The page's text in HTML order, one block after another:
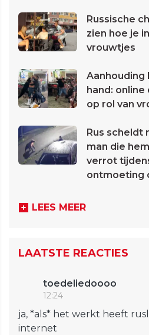
Russische
zien hoe je
vrouwtjes
Aanhouding
hand: online
op rol van
Rus scheldt
man die
verrot
ontmoeting
LEES MEER
LAATSTE REACTIES
toedeliedoooo
12:24
ja, *als* het werkt heeft
internet